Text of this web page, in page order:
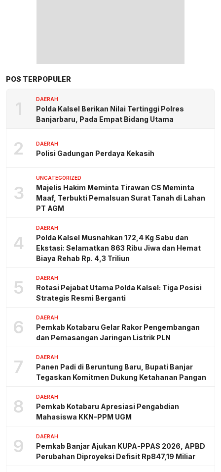
POS TERPOPULER
1 DAERAH
Polda Kalsel Berikan Nilai Tertinggi Polres
Banjarbaru, Pada Empat Bidang Utama
2 DAERAH
Polisi Gadungan Perdaya Kekasih
3
UNCATEGORIZED
Majelis Hakim Meminta Tirawan CS Meminta
Maaf, Terbukti Pemalsuan Surat Tanah di Lahan
PT AGM
4
DAERAH
Polda Kalsel Musnahkan 172,4 Kg Sabu dan
Ekstasi: Selamatkan 863 Ribu Jiwa dan Hemat
Biaya Rehab Rp. 4,3 Triliun
5 DAERAH
Rotasi Pejabat Utama Polda Kalsel: Tiga Posisi
Strategis Resmi Berganti
6 DAERAH
Pemkab Kotabaru Gelar Rakor Pengembangan
dan Pemasangan Jaringan Listrik PLN
7 DAERAH
Panen Padi di Beruntung Baru, Bupati Banjar
Tegaskan Komitmen Dukung Ketahanan Pangan
8 DAERAH
Pemkab Kotabaru Apresiasi Pengabdian
Mahasiswa KKN-PPM UGM
9 DAERAH
Pemkab Banjar Ajukan KUPA-PPAS 2026, APBD
Perubahan Diproyeksi Defisit Rp847,19 Miliar